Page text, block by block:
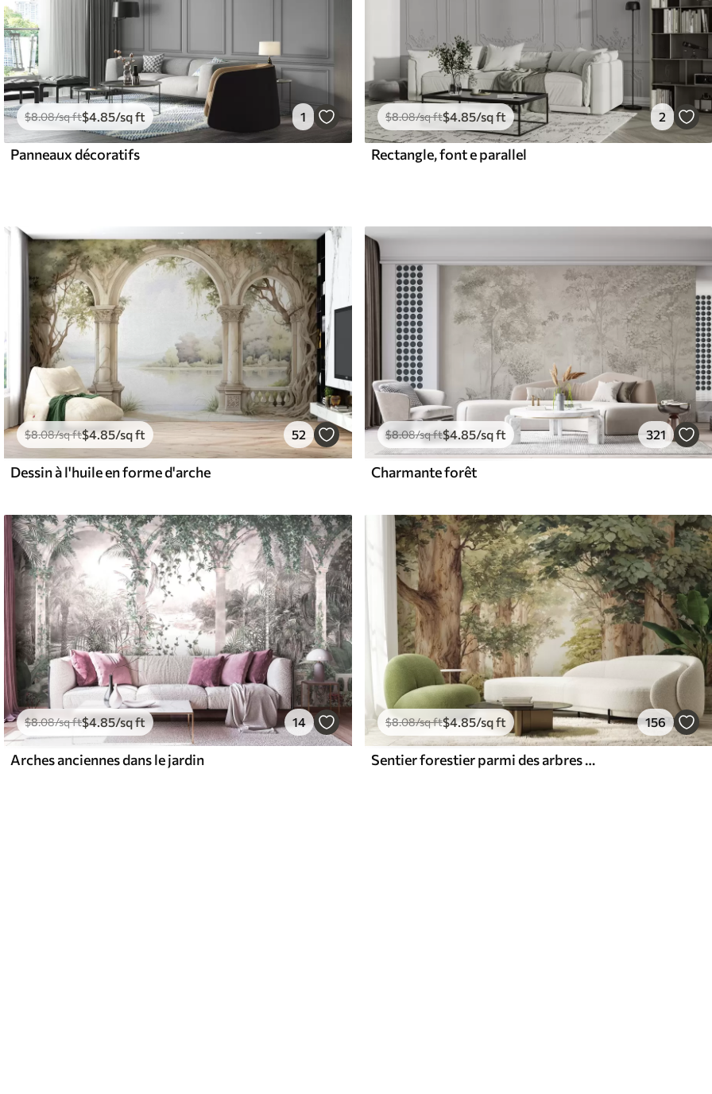
$8.08/sq ft$4.85/sq ft 1
Panneaux décoratifs
$8.08/sq ft$4.85/sq ft 2
Rectangle, font e parallel
$8.08/sq ft$4.85/sq ft 52
Dessin à l'huile en forme d'arche
$8.08/sq ft$4.85/sq ft 321
Charmante forêt
$8.08/sq ft$4.85/sq ft 14
Arches anciennes dans le jardin
$8.08/sq ft$4.85/sq ft 156
Sentier forestier parmi des arbres majestueux, style aquarelle